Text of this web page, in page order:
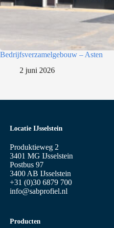
Bedrijfsverzamelgebouw – Asten
2 juni 2026
Locatie IJsselstein
Produktieweg 2
3401 MG IJsselstein
Postbus 97
3400 AB IJsselstein
+31 (0)30 6879 700
info@sabprofiel.nl
Producten